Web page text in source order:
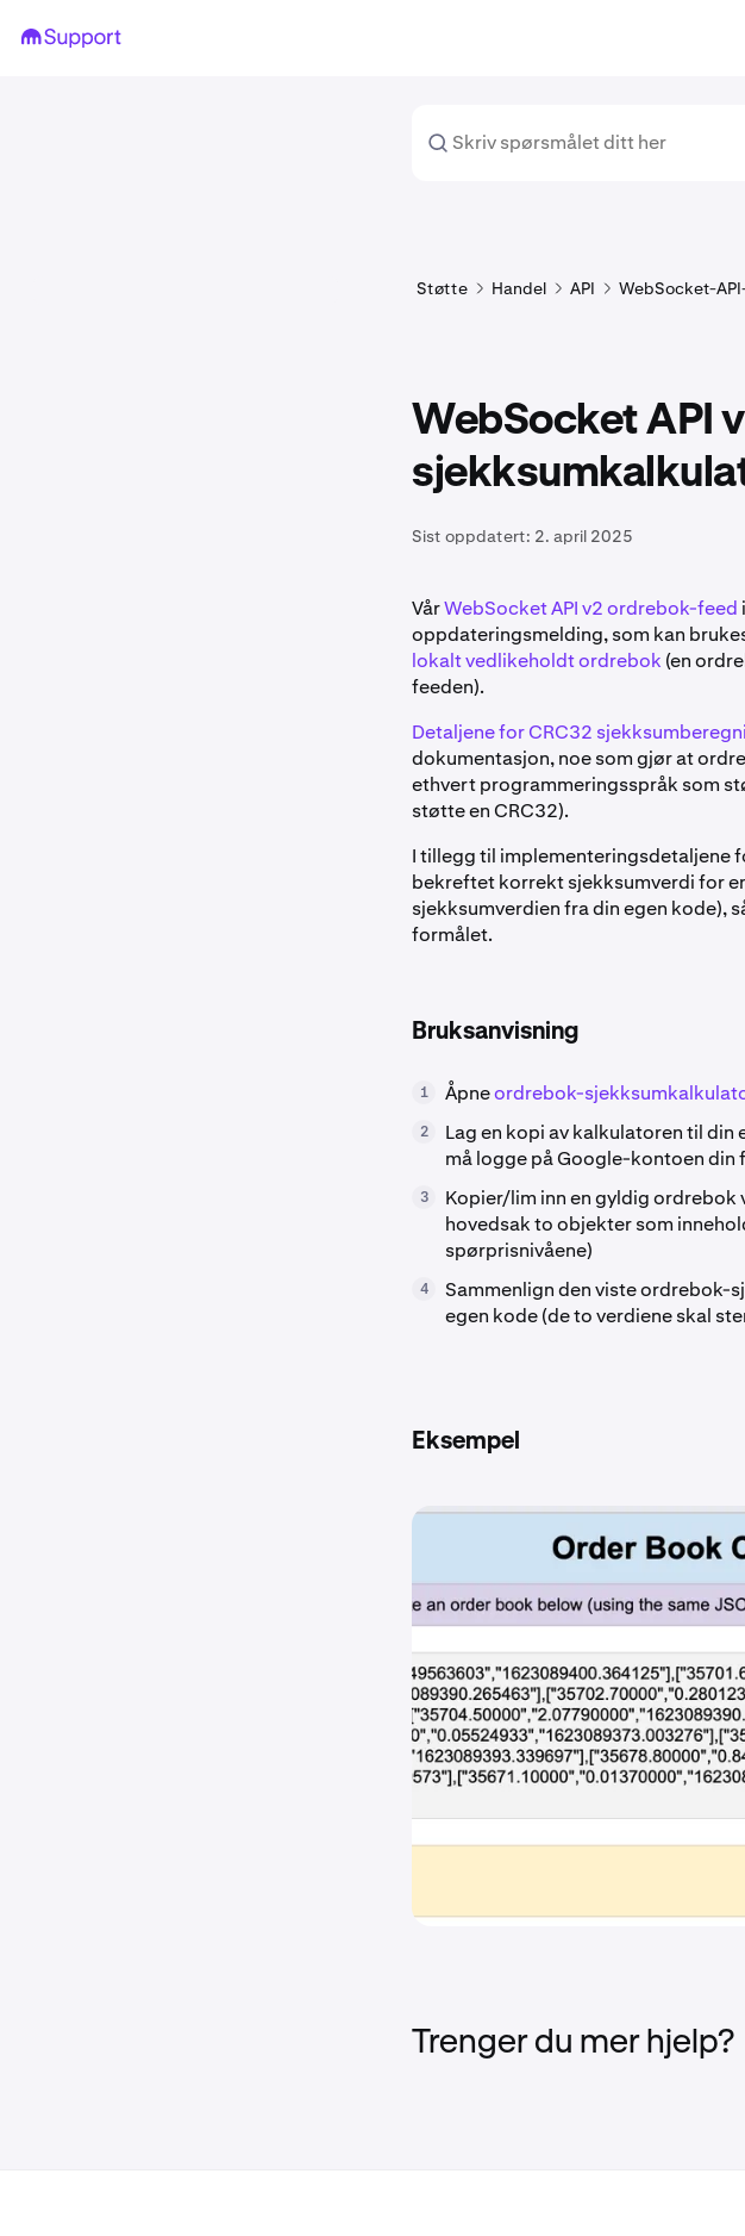
Støtte Handel API WebSocket-
WebSocket API
Sist oppdatert: 2. april 2025
VårWebSocket API v2 ordrebok-feed
oppdateringsmelding, som kan
lokalt vedlikeholdt ordrebok (en
feeden).
Detaljene for CRC32
dokumentasjon, noe som gjør at
ethvert programmeringsspråk som
støtte en CRC32).
I tillegg til implementeringsdetaljene
bekreftet korrekt sjekksumverdi for
sjekksumverdien fra din egen kode),
formålet.
Bruksanvisning
1 Åpneordrebok-
2 Lag en kopi av kalkulatoren til din
må logge på Google-kontoen din
3
Kopier/lim inn en gyldig ordrebok
hovedsak to objekter som
spørprisnivåene)
4
Sammenlign den viste ordrebok-
egen kode (de to verdiene skal
Eksempel
Trenger du mer hjelp?